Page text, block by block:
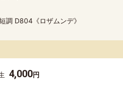
調 D804《ロザムンデ》
4,000円